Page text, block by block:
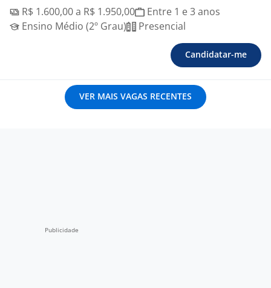
R$ 1.600,00 a R$ 1.950,00
Entre 1 e 3 anos
Ensino Médio (2º Grau)
Presencial
Candidatar-me
VER MAIS VAGAS RECENTES